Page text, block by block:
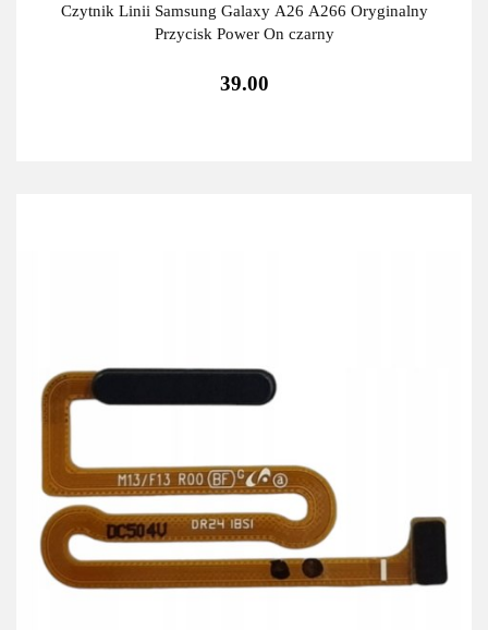
Czytnik Linii Samsung Galaxy A26 A266 Oryginalny
Przycisk Power On czarny
39.00